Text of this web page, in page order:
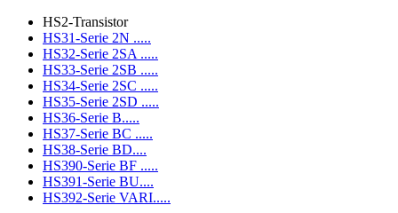
HS2-Transistor
HS31-Serie 2N .....
HS32-Serie 2SA .....
HS33-Serie 2SB .....
HS34-Serie 2SC .....
HS35-Serie 2SD .....
HS36-Serie B.....
HS37-Serie BC .....
HS38-Serie BD....
HS390-Serie BF .....
HS391-Serie BU....
HS392-Serie VARI.....